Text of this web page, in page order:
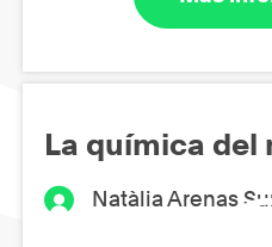
La química del
Natàlia Arenas